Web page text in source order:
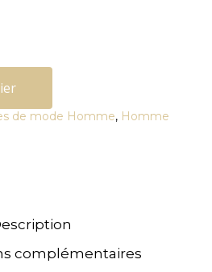
de mode Homme, Homme
complémentaires